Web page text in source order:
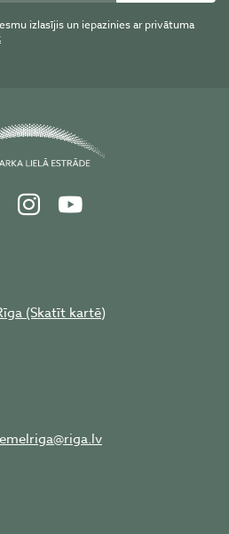
(Skatīt kartē)
izlasījis un iepazinies ar privātuma